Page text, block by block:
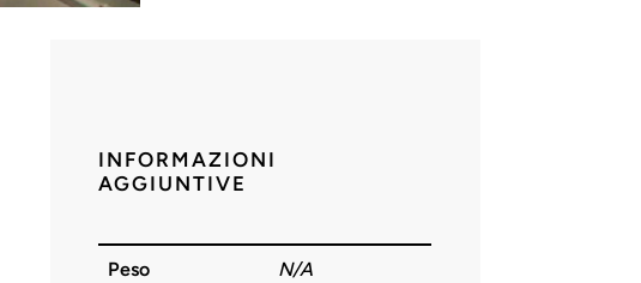
INFORMAZIONI
AGGIUNTIVE
Peso N/A